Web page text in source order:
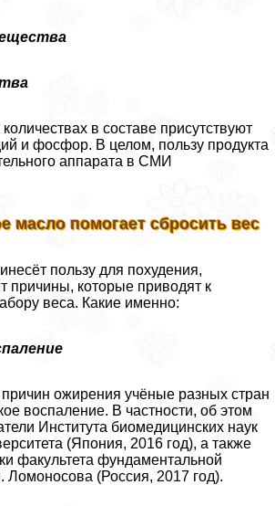
в составе присутствуют
и фосфор. В целом, пользу продукта
аппарата в СМИ
масло помогает сбросить вес
пользу для похудения,
причины, которые приводят к
веса. Какие именно:
ожирения учёные разных стран
воспаление. В частности, об этом
Института биомедицинских наук
(Япония, 2016 год), а также
факультета фундаментальной
(Россия, 2017 год).